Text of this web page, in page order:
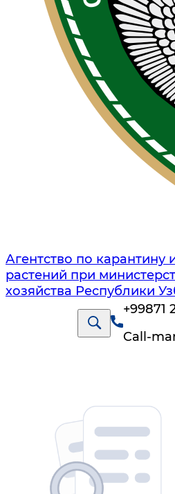
Агентство по карантину
растений при
хозяйства Республики
+99871
Call-